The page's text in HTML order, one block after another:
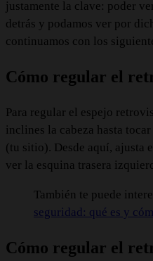
justamente la clave: poder
detrás y podamos ver por
continuamos con los
Cómo regular el
Para regular el espejo
inclines la cabeza hasta
(tu sitio). Desde aquí, ajusta
ver la esquina trasera
También te puede
seguridad: qué es y
Cómo regular el